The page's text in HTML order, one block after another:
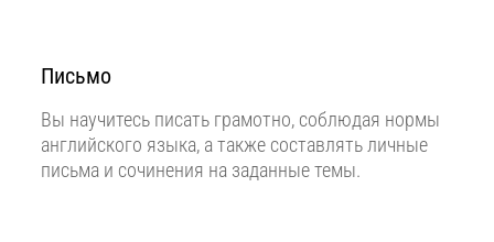
Письмо
Вы научитесь писать грамотно, соблюдая нормы
английского языка, а также составлять личные
письма и сочинения на заданные темы.